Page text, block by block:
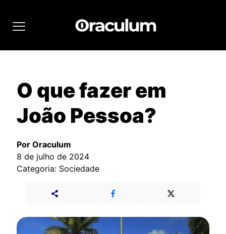
O que fazer em
João Pessoa?
Por Oraculum
8 de julho de 2024
Categoria: Sociedade